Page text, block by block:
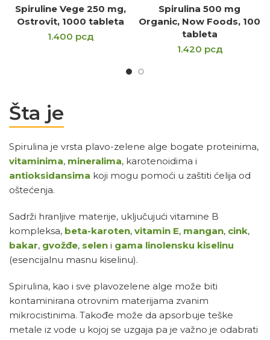
Spiruline Vege 250 mg,
Ostrovit, 1000 tableta
1.400 рсд
Spirulina 500 mg
Organic, Now Foods, 100
tableta
1.420 рсд
Šta je
Spirulina je vrsta plavo-zelene alge bogate proteinima,
vitaminima, mineralima, karotenoidima i
antioksidansima koji mogu pomoći u zaštiti ćelija od
oštećenja.
Sadrži hranljive materije, uključujući vitamine B
kompleksa, beta-karoten, vitamin E, mangan, cink,
bakar, gvožđe, selen i gama linolensku kiselinu
(esencijalnu masnu kiselinu).
Spirulina, kao i sve plavozelene alge može biti
kontaminirana otrovnim materijama zvanim
mikrocistinima. Takođe može da apsorbuje teške
metale iz vode u kojoj se uzgaja pa je važno je odabrati